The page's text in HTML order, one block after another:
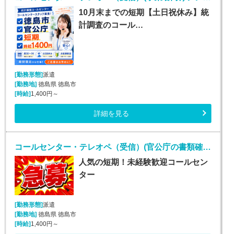
10月末までの短期【土日祝休み】統
計調査のコール…
[勤務形態]派遣
[勤務地] 徳島県 徳島市
[時給] 1,400円～
詳細を見る
コールセンター・テレオペ（受信）(官公庁の書類確認コールセンターおよびデータ入力業務)
人気の短期！未経験歓迎コールセン
ター
[勤務形態]派遣
[勤務地] 徳島県 徳島市
[時給] 1,400円～